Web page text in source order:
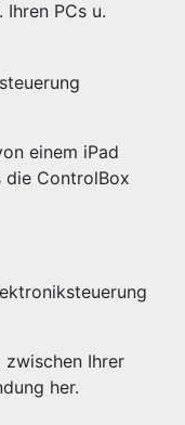
PCs u.
einem iPad
die ControlBox
Ihrer
her.